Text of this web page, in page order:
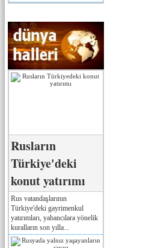
Rusların
Türkiye'deki
konut yatırımı
Rus vatandaşlarının
Türkiye'deki gayrimenkul
yatırımları, yabancılara yönelik
kuralların son yılla...